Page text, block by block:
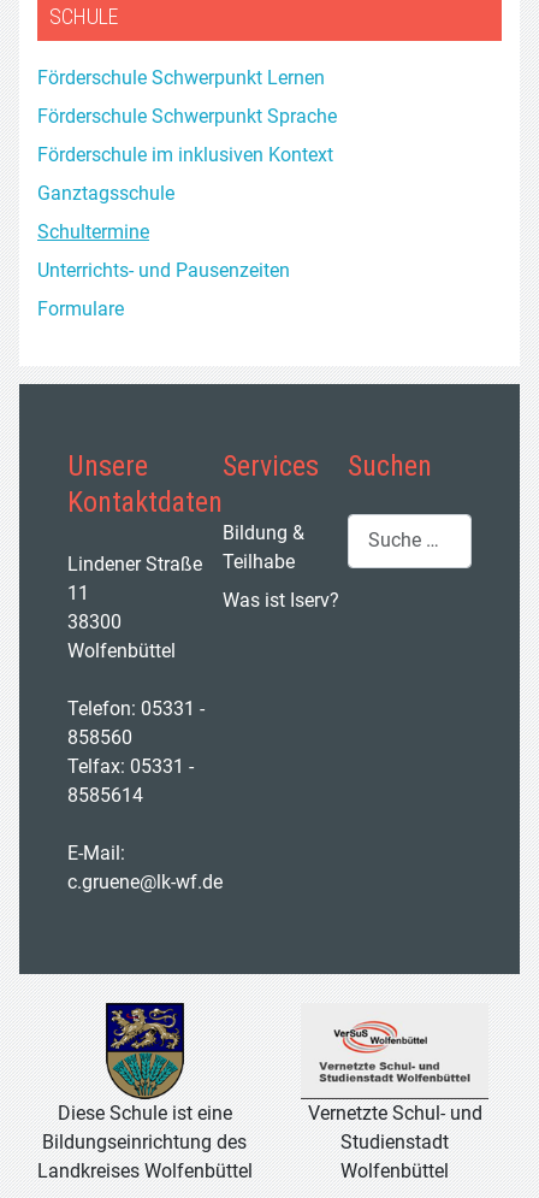
SCHULE
Förderschule Schwerpunkt Lernen
Förderschule Schwerpunkt Sprache
Förderschule im inklusiven Kontext
Ganztagsschule
Schultermine
Unterrichts- und Pausenzeiten
Formulare
Unsere
Kontaktdaten
Lindener Straße
11
38300
Wolfenbüttel
Telefon: 05331 -
858560
Telfax: 05331 -
8585614
E-Mail:
c.gruene@lk-wf.de
Services
Bildung &
Teilhabe
Was ist Iserv?
Suchen
Suchen
Diese Schule ist eine
Bildungseinrichtung des
Landkreises Wolfenbüttel
Vernetzte Schul- und
Studienstadt
Wolfenbüttel